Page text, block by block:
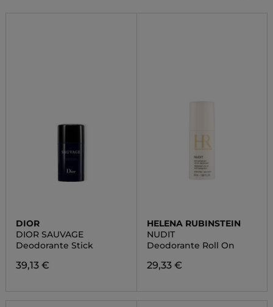
DIOR
DIOR SAUVAGE
Deodorante Stick
39,13 €
HELENA RUBINSTEIN
NUDIT
Deodorante Roll On
29,33 €